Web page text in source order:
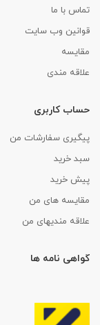
تماس با ما
قوانین وب سایت
مقایسه
علاقه مندی
حساب کاربری
پیگیری سفارشات من
سبد خرید
پیش خرید
مقایسه های من
علاقه مندیهای من
گواهی نامه ها